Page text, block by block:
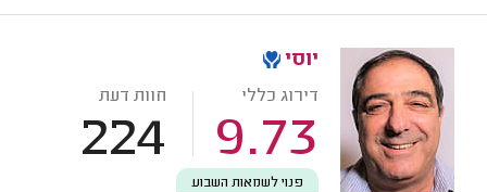
יוסי
דירוג כללי
9.73
חוות דעת
224
פנוי לשמאות השבוע